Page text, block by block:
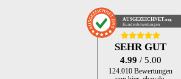
AUSGEZEICHNET .org
Kundenbewertungen
SEHR GUT
4.99 / 5.00
124.010 Bewertungen